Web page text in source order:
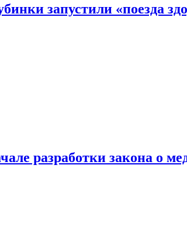
запустили «поезда
разработки закона о